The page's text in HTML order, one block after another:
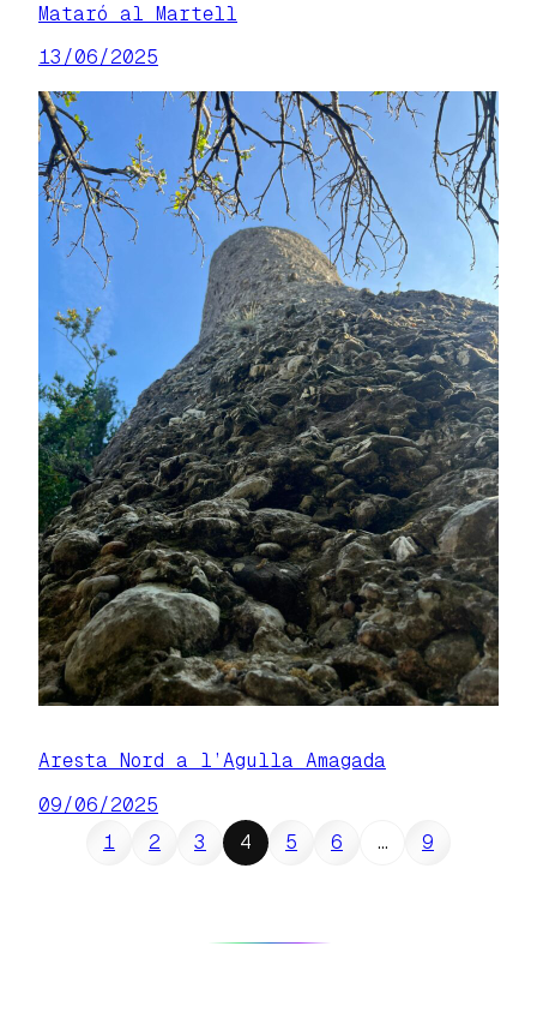
Mataró al Martell
13/06/2025
Aresta Nord a l’Agulla Amagada
09/06/2025
1
2 3 4 5 6 … 9